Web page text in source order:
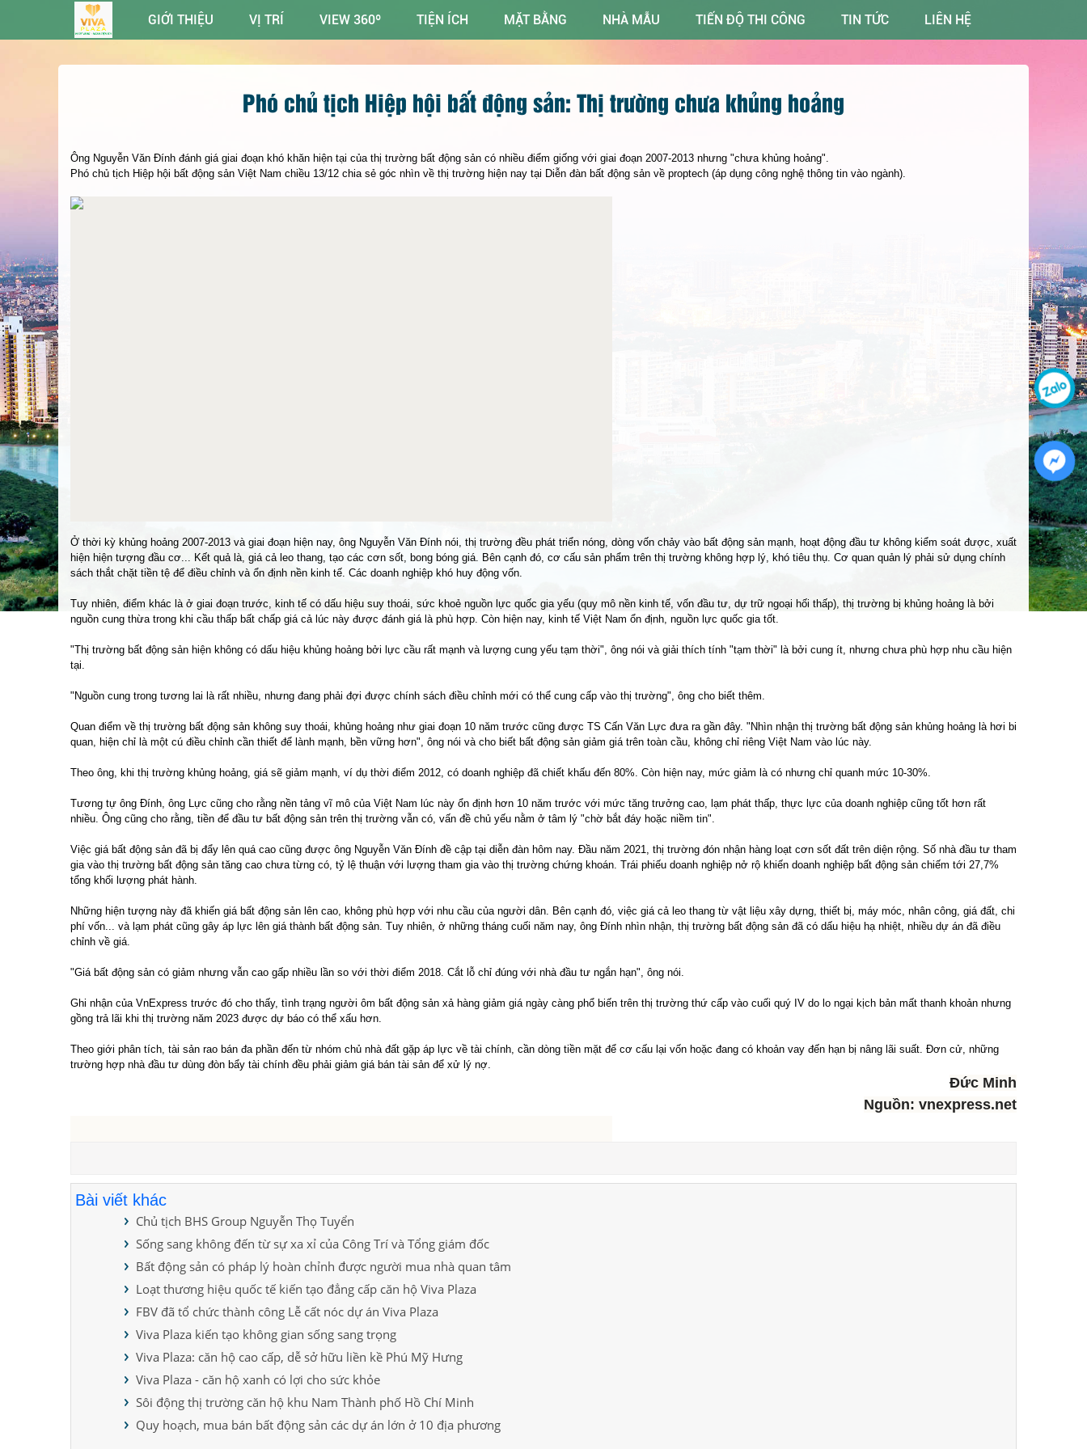
GIỚI THIỆU VỊ TRÍ VIEW 360º TIỆN ÍCH MẶT BẰNG NHÀ MẪU TIẾN ĐỘ THI CÔNG TIN TỨC LIÊN HỆ
Phó chủ tịch Hiệp hội bất động sản: Thị trường chưa khủng hoảng
Ông Nguyễn Văn Đính đánh giá giai đoạn khó khăn hiện tại của thị trường bất động sản có nhiều điểm giống với giai đoạn 2007-2013 nhưng "chưa khủng hoảng".
Phó chủ tịch Hiệp hội bất động sản Việt Nam chiều 13/12 chia sẻ góc nhìn về thị trường hiện nay tại Diễn đàn bất động sản về proptech (áp dụng công nghệ thông tin vào ngành).
Ở thời kỳ khủng hoảng 2007-2013 và giai đoạn hiện nay, ông Nguyễn Văn Đính nói, thị trường đều phát triển nóng, dòng vốn chảy vào bất động sản mạnh, hoạt động đầu tư không kiểm soát được, xuất
hiện hiện tượng đầu cơ... Kết quả là, giá cả leo thang, tạo các cơn sốt, bong bóng giá. Bên cạnh đó, cơ cấu sản phẩm trên thị trường không hợp lý, khó tiêu thụ. Cơ quan quản lý phải sử dụng chính
sách thắt chặt tiền tệ để điều chỉnh và ổn định nền kinh tế. Các doanh nghiệp khó huy động vốn.
Tuy nhiên, điểm khác là ở giai đoạn trước, kinh tế có dấu hiệu suy thoái, sức khoẻ nguồn lực quốc gia yếu (quy mô nền kinh tế, vốn đầu tư, dự trữ ngoại hối thấp), thị trường bị khủng hoảng là bởi
nguồn cung thừa trong khi cầu thấp bất chấp giá cả lúc này được đánh giá là phù hợp. Còn hiện nay, kinh tế Việt Nam ổn định, nguồn lực quốc gia tốt.
"Thị trường bất động sản hiện không có dấu hiệu khủng hoảng bởi lực cầu rất mạnh và lượng cung yếu tạm thời", ông nói và giải thích tính "tạm thời" là bởi cung ít, nhưng chưa phù hợp nhu cầu hiện
tại.
"Nguồn cung trong tương lai là rất nhiều, nhưng đang phải đợi được chính sách điều chỉnh mới có thể cung cấp vào thị trường", ông cho biết thêm.
Quan điểm về thị trường bất động sản không suy thoái, khủng hoảng như giai đoạn 10 năm trước cũng được TS Cấn Văn Lực đưa ra gần đây. "Nhìn nhận thị trường bất động sản khủng hoảng là hơi bi
quan, hiện chỉ là một cú điều chỉnh cần thiết để lành mạnh, bền vững hơn", ông nói và cho biết bất động sản giảm giá trên toàn cầu, không chỉ riêng Việt Nam vào lúc này.
Theo ông, khi thị trường khủng hoảng, giá sẽ giảm mạnh, ví dụ thời điểm 2012, có doanh nghiệp đã chiết khấu đến 80%. Còn hiện nay, mức giảm là có nhưng chỉ quanh mức 10-30%.
Tương tự ông Đính, ông Lực cũng cho rằng nền tảng vĩ mô của Việt Nam lúc này ổn định hơn 10 năm trước với mức tăng trưởng cao, lạm phát thấp, thực lực của doanh nghiệp cũng tốt hơn rất
nhiều. Ông cũng cho rằng, tiền để đầu tư bất động sản trên thị trường vẫn có, vấn đề chủ yếu nằm ở tâm lý "chờ bắt đáy hoặc niềm tin".
Việc giá bất động sản đã bị đẩy lên quá cao cũng được ông Nguyễn Văn Đính đề cập tại diễn đàn hôm nay. Đầu năm 2021, thị trường đón nhận hàng loạt cơn sốt đất trên diện rộng. Số nhà đầu tư tham
gia vào thị trường bất động sản tăng cao chưa từng có, tỷ lệ thuận với lượng tham gia vào thị trường chứng khoán. Trái phiếu doanh nghiệp nở rộ khiến doanh nghiệp bất động sản chiếm tới 27,7%
tổng khối lượng phát hành.
Những hiện tượng này đã khiến giá bất động sản lên cao, không phù hợp với nhu cầu của người dân. Bên cạnh đó, việc giá cả leo thang từ vật liệu xây dựng, thiết bị, máy móc, nhân công, giá đất, chi
phí vốn... và lạm phát cũng gây áp lực lên giá thành bất động sản. Tuy nhiên, ở những tháng cuối năm nay, ông Đính nhìn nhận, thị trường bất động sản đã có dấu hiệu hạ nhiệt, nhiều dự án đã điều
chỉnh về giá.
"Giá bất động sản có giảm nhưng vẫn cao gấp nhiều lần so với thời điểm 2018. Cắt lỗ chỉ đúng với nhà đầu tư ngắn hạn", ông nói.
Ghi nhận của VnExpress trước đó cho thấy, tình trạng người ôm bất động sản xả hàng giảm giá ngày càng phổ biến trên thị trường thứ cấp vào cuối quý IV do lo ngại kịch bản mất thanh khoản nhưng
gồng trả lãi khi thị trường năm 2023 được dự báo có thể xấu hơn.
Theo giới phân tích, tài sản rao bán đa phần đến từ nhóm chủ nhà đất gặp áp lực về tài chính, cần dòng tiền mặt để cơ cấu lại vốn hoặc đang có khoản vay đến hạn bị nâng lãi suất. Đơn cử, những
trường hợp nhà đầu tư dùng đòn bẩy tài chính đều phải giảm giá bán tài sản để xử lý nợ.
Đức Minh
Nguồn: vnexpress.net
Bài viết khác
Chủ tịch BHS Group Nguyễn Thọ Tuyển
Sống sang không đến từ sự xa xỉ của Công Trí và Tổng giám đốc
Bất động sản có pháp lý hoàn chỉnh được người mua nhà quan tâm
Loạt thương hiệu quốc tế kiến tạo đẳng cấp căn hộ Viva Plaza
FBV đã tổ chức thành công Lễ cất nóc dự án Viva Plaza
Viva Plaza kiến tạo không gian sống sang trọng
Viva Plaza: căn hộ cao cấp, dễ sở hữu liền kề Phú Mỹ Hưng
Viva Plaza - căn hộ xanh có lợi cho sức khỏe
Sôi động thị trường căn hộ khu Nam Thành phố Hồ Chí Minh
Quy hoạch, mua bán bất động sản các dự án lớn ở 10 địa phương